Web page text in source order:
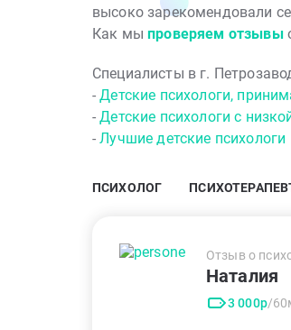
высоко зарекомендовали
Как мыпроверяем отзывы
Специалисты в г.
-Детские психологи,
-Детские психологи с
-Лучшие детские психологи
ПСИХОЛОГ
Отзыв о
Наталия
3 000р/